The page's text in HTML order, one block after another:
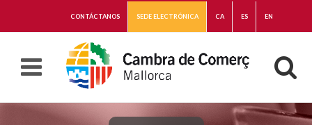
CONTÁCTANOS SEDE ELECTRÓNICA CA ES EN